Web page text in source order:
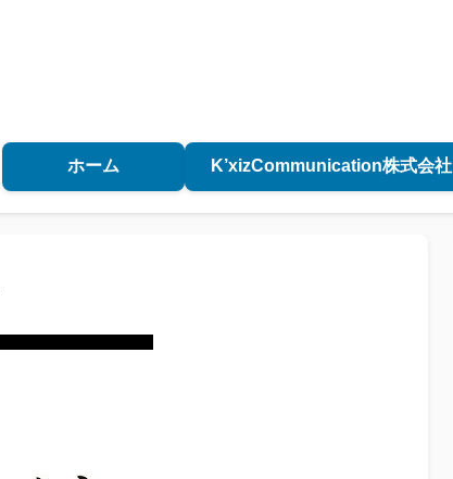
ホーム K’xizCommunication株式会社